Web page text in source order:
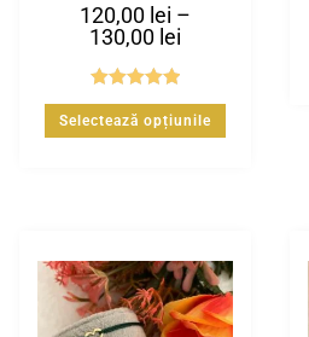
120,00 lei –
130,00 lei
Evaluat la
5.00din 5
Selectează opțiunile